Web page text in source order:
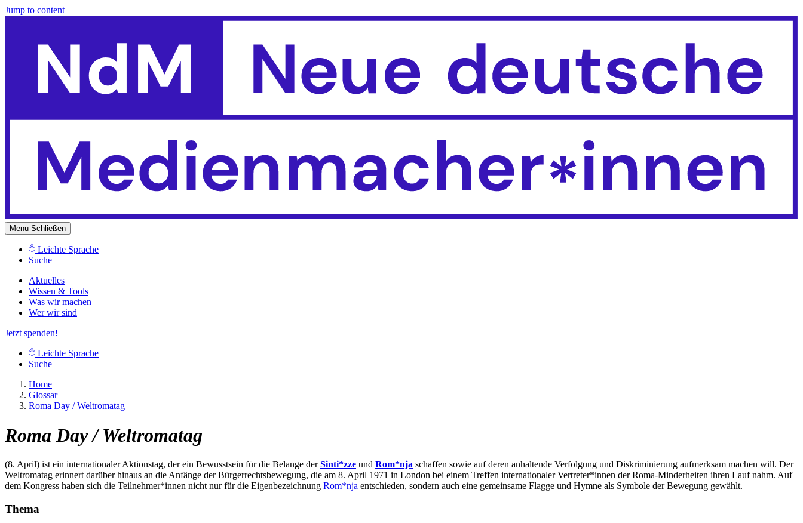
Jump to content
Menu Schließen
Leichte Sprache
Suche
Aktuelles
Wissen & Tools
Was wir machen
Wer wir sind
Jetzt spenden!
Leichte Sprache
Suche
Home
Glossar
Roma Day / Weltromatag
Roma Day / Weltromatag
(8. April) ist ein internationaler Aktionstag, der ein Bewusstsein für die Belange derSinti*zze und Rom*nja schaffen sowie auf deren anhaltende Verfolgung und Diskriminierung aufmerksam machen will. Der
Weltromatag erinnert darüber hinaus an die Anfänge der Bürgerrechtsbewegung, die am 8. April 1971 in London bei einem Treffen internationaler Vertreter*innen der Roma-Minderheiten ihren Lauf nahm. Auf
dem Kongress haben sich die Teilnehmer*innen nicht nur für die Eigenbezeichnung Rom*nja entschieden, sondern auch eine gemeinsame Flagge und Hymne als Symbole der Bewegung gewählt.
Thema